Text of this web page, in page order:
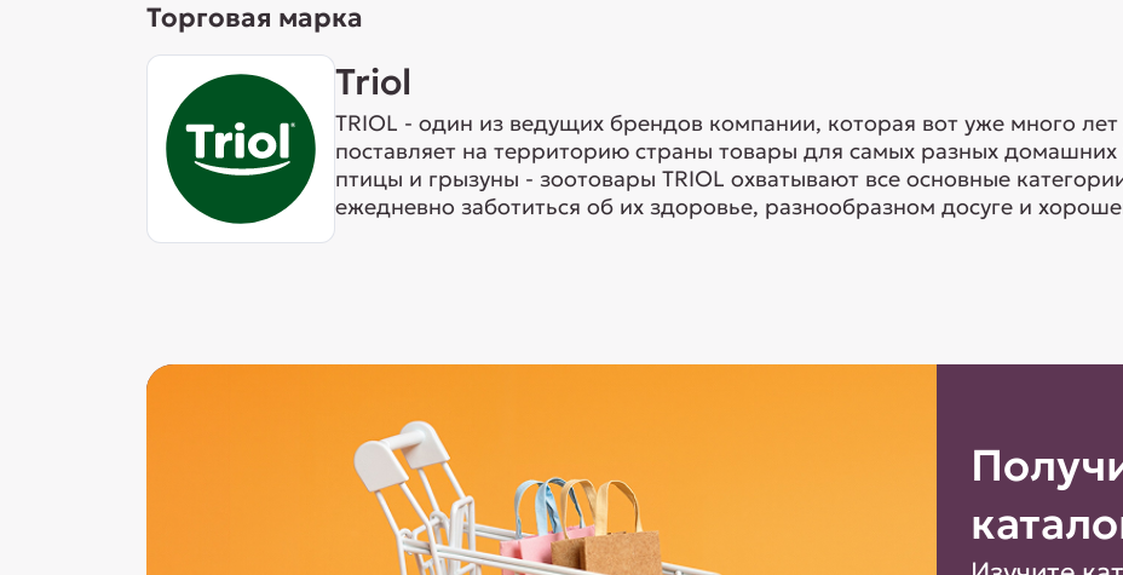
Торговая марка
Triol
TRIOL - один из ведущих брендов компании, которая вот уже много
поставляет на территорию страны товары для самых разных
птицы и грызуны - зоотовары TRIOL охватывают все основные
ежедневно заботиться об их здоровье, разнообразном досуге и